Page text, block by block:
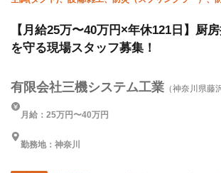
【月給25万〜40万円×年休121日】厨
を守る現場スタッフ募集！
有限会社三機システム工業 （神奈川県藤
月給：25万円〜40万円
勤務地：神奈川